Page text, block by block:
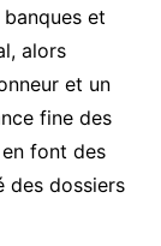
et
alors
et un
fine des
font des
des dossiers